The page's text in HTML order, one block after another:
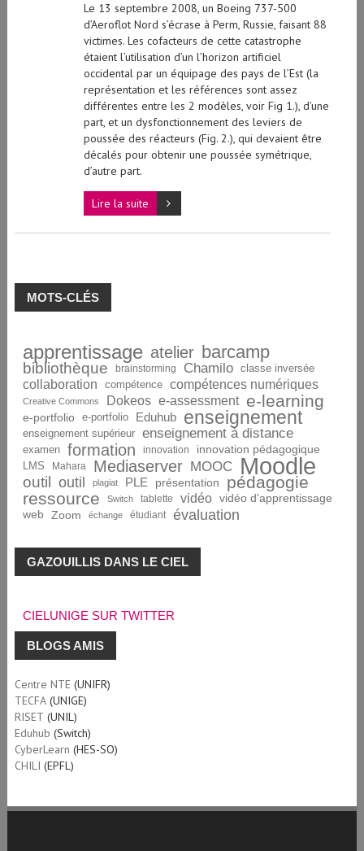
Le 13 septembre 2008, un Boeing 737-500
d’Aeroflot Nord s’écrase à Perm, Russie, faisant 88
victimes. Les cofacteurs de cette catastrophe
étaient l’utilisation d’un l’horizon artificiel
occidental par un équipage des pays de l’Est (la
représentation et les références sont assez
différentes entre les 2 modèles, voir Fig 1.), d’une
part, et un dysfonctionnement des leviers de
poussée des réacteurs (Fig. 2.), qui devaient être
décalés pour obtenir une poussée symétrique,
d’autre part.
Lire la suite
MOTS-CLÉS
apprentissage atelier barcamp
bibliothèque brainstorming Chamilo classe inversée
collaboration compétence compétences numériques
Creative Commons Dokeos e-assessment e-learning
e-portfolio e-portfolio Eduhub enseignement
enseignement supérieur enseignement à distance
examen formation innovation innovation pédagogique
LMS Mahara Mediaserver MOOC Moodle
outil outil plagiat PLE présentation
pédagogie
ressource
Switch tablette vidéo
vidéo d'apprentissage
web
Zoom échange étudiant évaluation
GAZOUILLIS DANS LE CIEL
CIELUNIGE SUR TWITTER
BLOGS AMIS
Centre NTE(UNIFR)
TECFA(UNIGE)
RISET (UNIL)
Eduhub (Switch)
CyberLearn (HES-SO)
CHILI (EPFL)